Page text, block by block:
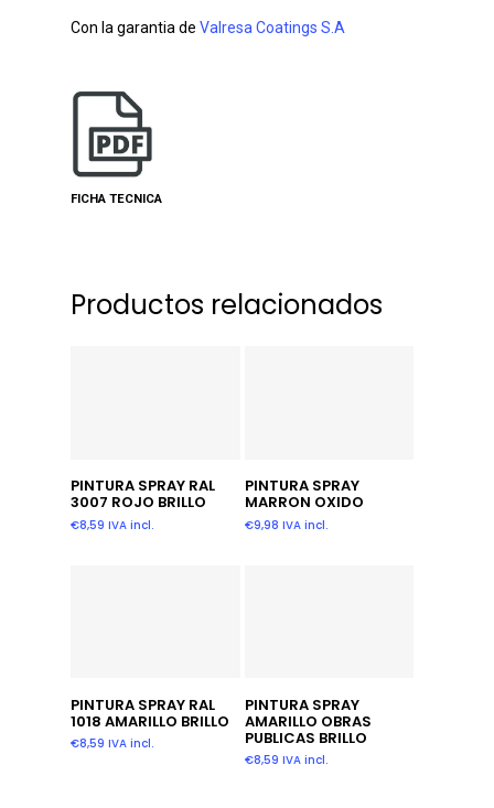
Con la garantia de Valresa Coatings S.A
FICHA TECNICA
Productos relacionados
Añadir Al Carrito
PINTURA SPRAY RAL
3007 ROJO BRILLO
€8,59 IVA incl.
Añadir Al Carrito
PINTURA SPRAY
MARRON OXIDO
€9,98 IVA incl.
Añadir Al Carrito
PINTURA SPRAY RAL
1018 AMARILLO BRILLO
€8,59 IVA incl.
Leer Más
PINTURA SPRAY
AMARILLO OBRAS
PUBLICAS BRILLO
€8,59 IVA incl.